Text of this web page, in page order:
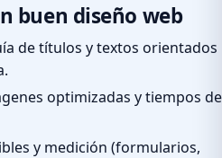
buen diseño web
de títulos y textos orientados
optimizadas y tiempos de
y medición (formularios,